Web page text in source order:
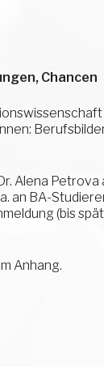
Chancen
Alena
an BA-
(bis
Anhang.